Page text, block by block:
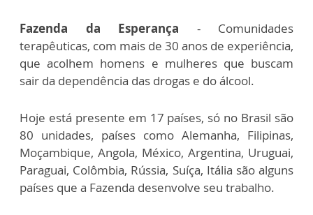
Fazenda da Esperança - Comunidades
terapêuticas, com mais de 30 anos de experiência,
que acolhem homens e mulheres que buscam
sair da dependência das drogas e do álcool.
Hoje está presente em 17 países, só no Brasil são
80 unidades, países como Alemanha, Filipinas,
Moçambique, Angola, México, Argentina, Uruguai,
Paraguai, Colômbia, Rússia, Suíça, Itália são alguns
países que a Fazenda desenvolve seu trabalho.